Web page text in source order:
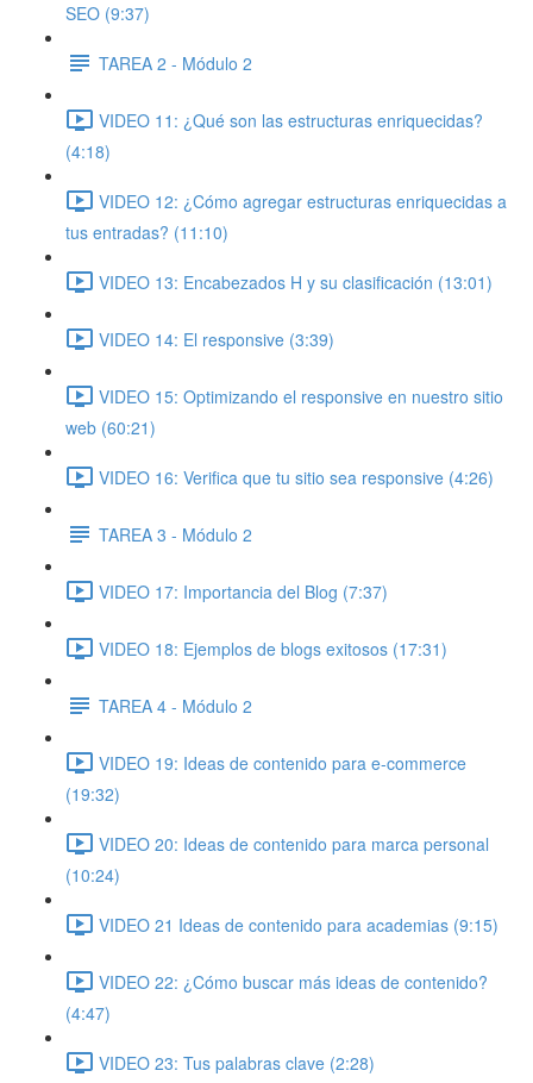
SEO (9:37)
TAREA 2 - Módulo 2
VIDEO 11: ¿Qué son las estructuras enriquecidas?
(4:18)
VIDEO 12: ¿Cómo agregar estructuras enriquecidas a
tus entradas? (11:10)
VIDEO 13: Encabezados H y su clasificación (13:01)
VIDEO 14: El responsive (3:39)
VIDEO 15: Optimizando el responsive en nuestro sitio
web (60:21)
VIDEO 16: Verifica que tu sitio sea responsive (4:26)
TAREA 3 - Módulo 2
VIDEO 17: Importancia del Blog (7:37)
VIDEO 18: Ejemplos de blogs exitosos (17:31)
TAREA 4 - Módulo 2
VIDEO 19: Ideas de contenido para e-commerce
(19:32)
VIDEO 20: Ideas de contenido para marca personal
(10:24)
VIDEO 21 Ideas de contenido para academias (9:15)
VIDEO 22: ¿Cómo buscar más ideas de contenido?
(4:47)
VIDEO 23: Tus palabras clave (2:28)